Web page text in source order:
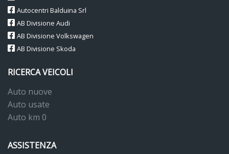
Autocentri Balduina Srl
AB Divisione Audi
AB Divisione Volkswagen
AB Divisione Skoda
RICERCA VEICOLI
Auto nuove
Auto usate
Auto km 0
ASSISTENZA